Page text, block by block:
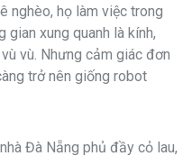
nghèo, họ làm việc trong
gian xung quanh là kính,
vù. Nhưng cảm giác đơn
trở nên giống robot